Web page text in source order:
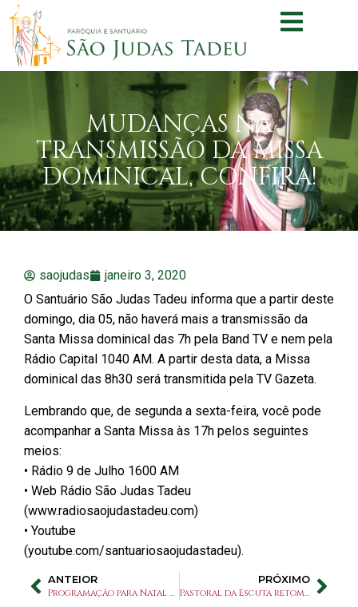
MUDANÇAS NA
TRANSMISSÃO DA MISSA
DOMINICAL, CONFIRA!
saojudas
janeiro 3, 2020
O Santuário São Judas Tadeu informa que a partir deste
domingo, dia 05, não haverá mais a transmissão da
Santa Missa dominical das 7h pela Band TV e nem pela
Rádio Capital 1040 AM. A partir desta data, a Missa
dominical das 8h30 será transmitida pela TV Gazeta.
Lembrando que, de segunda a sexta-feira, você pode
acompanhar a Santa Missa às 17h pelos seguintes
meios:
• Rádio 9 de Julho 1600 AM
• Web Rádio São Judas Tadeu
(www.radiosaojudastadeu.com)
• Youtube
(youtube.com/santuariosaojudastadeu).
ANTEIOR
Programação para Natal e Ano Novo
PRÓXIMO
Pastoral da Escuta retoma suas atividades